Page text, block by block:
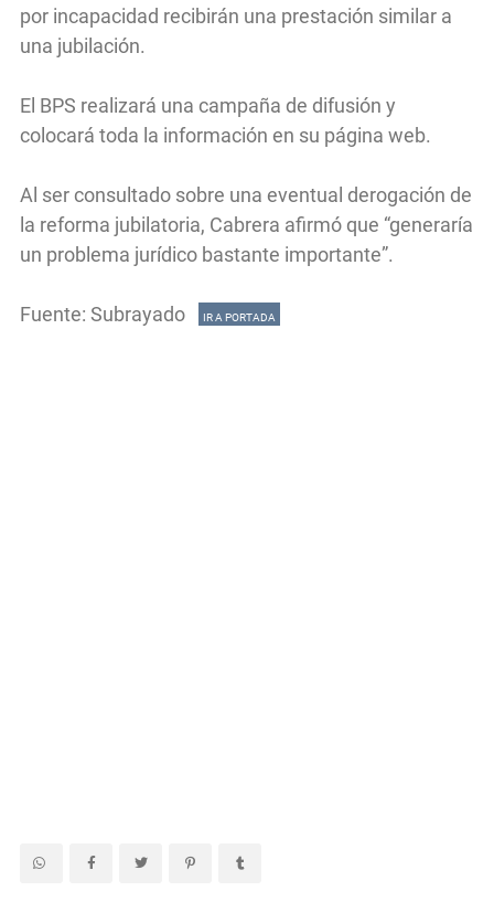
por incapacidad recibirán una prestación similar a
una jubilación.
El BPS realizará una campaña de difusión y
colocará toda la información en su página web.
Al ser consultado sobre una eventual derogación de
la reforma jubilatoria, Cabrera afirmó que “generaría
un problema jurídico bastante importante”.
Fuente: Subrayado IR A PORTADA